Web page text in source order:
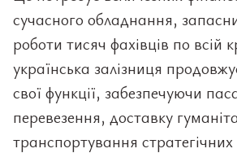
сучасного обладнання,
роботи тисяч фахівців по всій
українська залізниця
свої функції, забезпечуючи
перевезення, доставку
транспортування стратегічних